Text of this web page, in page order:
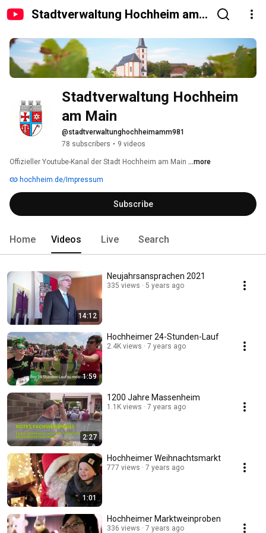
Stadtverwaltung Hochheim am
Stadtverwaltung Hochheim
am Main
@stadtverwaltunghochheimamm981
78 subscribers • 9 videos
Offizieller Youtube-Kanal der Stadt Hochheim am Main ...more
hochheim.de/Impressum
Subscribe
Home Videos Live Search
14:12
Neujahrsansprachen 2021
335 views 5 years ago
1:59
Hochheimer 24-Stunden-Lauf
2.4K views 7 years ago
2:27
1200 Jahre Massenheim
1.1K views 7 years ago
1:01
Hochheimer Weihnachtsmarkt
777 views 7 years ago
Hochheimer Marktweinproben
336 views 7 years ago